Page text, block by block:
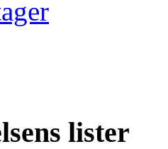
lister